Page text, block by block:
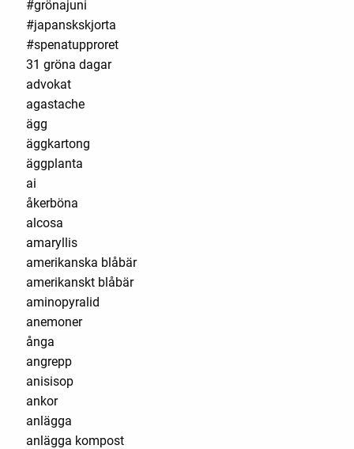
#grönajuni
#japanskskjorta
#spenatupproret
31 gröna dagar
advokat
agastache
ägg
äggkartong
äggplanta
ai
åkerböna
alcosa
amaryllis
amerikanska blåbär
amerikanskt blåbär
aminopyralid
anemoner
ånga
angrepp
anisisop
ankor
anlägga
anlägga kompost